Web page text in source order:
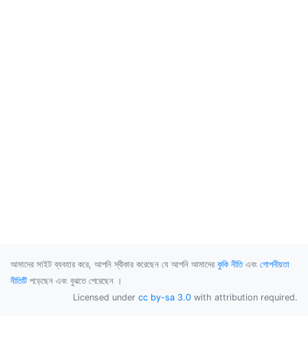
আমাদের সাইট ব্যবহার করে, আপনি স্বীকার করেছেন যে আপনি আমাদের কুকি নীতিএবং গোপনীয়তা
নীতিটি পড়েছেন এবং বুঝতে পেরেছেন ।
Licensed under cc by-sa 3.0 with attribution required.